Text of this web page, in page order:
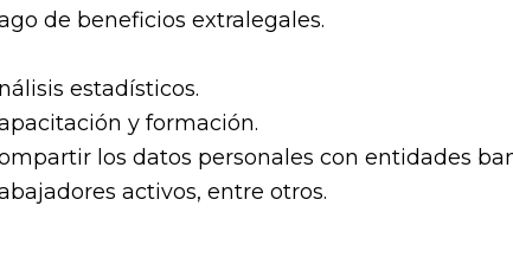
de beneficios extralegales.
estadísticos.
y formación.
los datos personales con entidades
activos, entre otros.